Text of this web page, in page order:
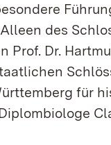
des
Prof. Dr.
für